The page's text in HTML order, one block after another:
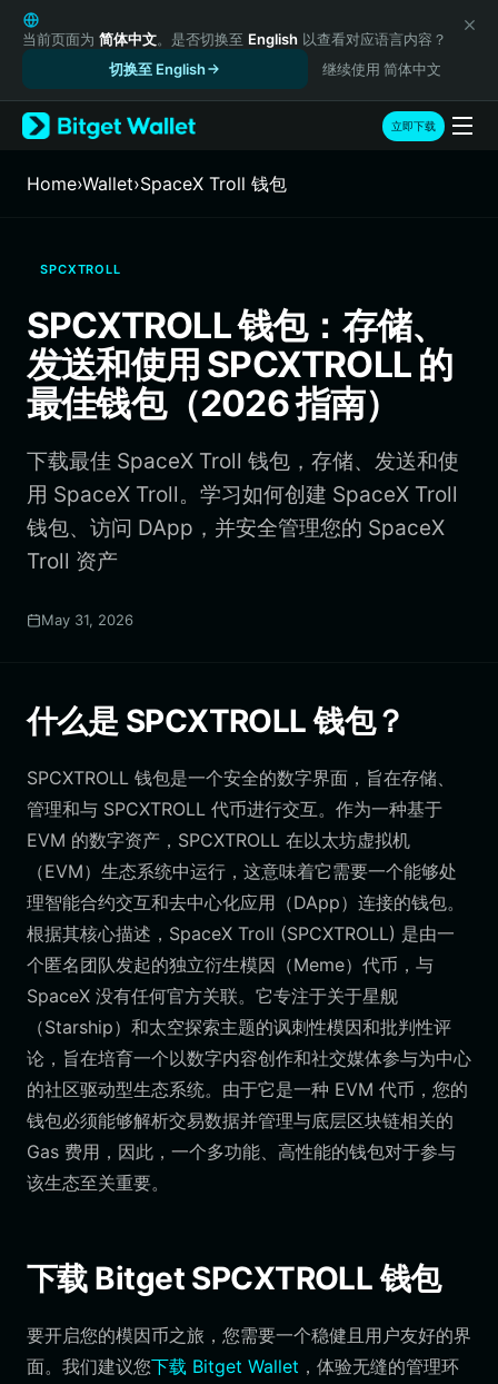
English
日本語
Русский
Español (Latinoamérica)
Türkçe
Italiano
繁體中文
Português (Portugal)
Bahasa Indonesia
ภาษาไทย
हिन्दी
Português (Brasil)
Español (Argentina)
当前页面为 简体中文。是否切换至 English 以查看对应语言内容？
切换至 English
继续使用 简体中文
立即下载
Home›Wallet›SpaceX Troll 钱包
SPCXTROLL
SPCXTROLL 钱包：存储、
发送和使用 SPCXTROLL 的
最佳钱包（2026 指南）
下载最佳 SpaceX Troll 钱包，存储、发送和使
用 SpaceX Troll。学习如何创建 SpaceX Troll
钱包、访问 DApp，并安全管理您的 SpaceX
Troll 资产
May 31, 2026
什么是 SPCXTROLL 钱包？
SPCXTROLL 钱包是一个安全的数字界面，旨在存储、
管理和与 SPCXTROLL 代币进行交互。作为一种基于
EVM 的数字资产，SPCXTROLL 在以太坊虚拟机
（EVM）生态系统中运行，这意味着它需要一个能够处
理智能合约交互和去中心化应用（DApp）连接的钱包。
根据其核心描述，SpaceX Troll (SPCXTROLL) 是由一
个匿名团队发起的独立衍生模因（Meme）代币，与
SpaceX 没有任何官方关联。它专注于关于星舰
（Starship）和太空探索主题的讽刺性模因和批判性评
论，旨在培育一个以数字内容创作和社交媒体参与为中心
的社区驱动型生态系统。由于它是一种 EVM 代币，您的
钱包必须能够解析交易数据并管理与底层区块链相关的
Gas 费用，因此，一个多功能、高性能的钱包对于参与
该生态至关重要。
下载 Bitget SPCXTROLL 钱包
要开启您的模因币之旅，您需要一个稳健且用户友好的界
面。我们建议您下载 Bitget Wallet ，体验无缝的管理环